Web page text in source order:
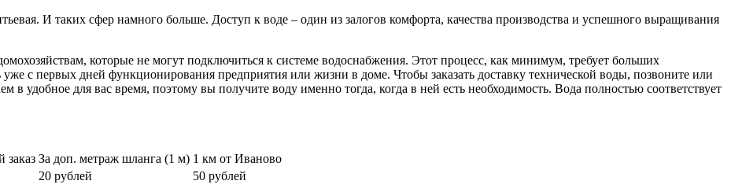
И таких сфер намного больше. Доступ к воде – один из залогов комфорта, качества производства и успешного выращивания
которые не могут подключиться к системе водоснабжения. Этот процесс, как минимум, требует больших
с первых дней функционирования предприятия или жизни в доме. Чтобы заказать доставку технической воды, позвоните или
удобное для вас время, поэтому вы получите воду именно тогда, когда в ней есть необходимость. Вода полностью соответствует
За доп. метраж шланга (1 м) 1 км от Иваново
20 рублей 50 рублей